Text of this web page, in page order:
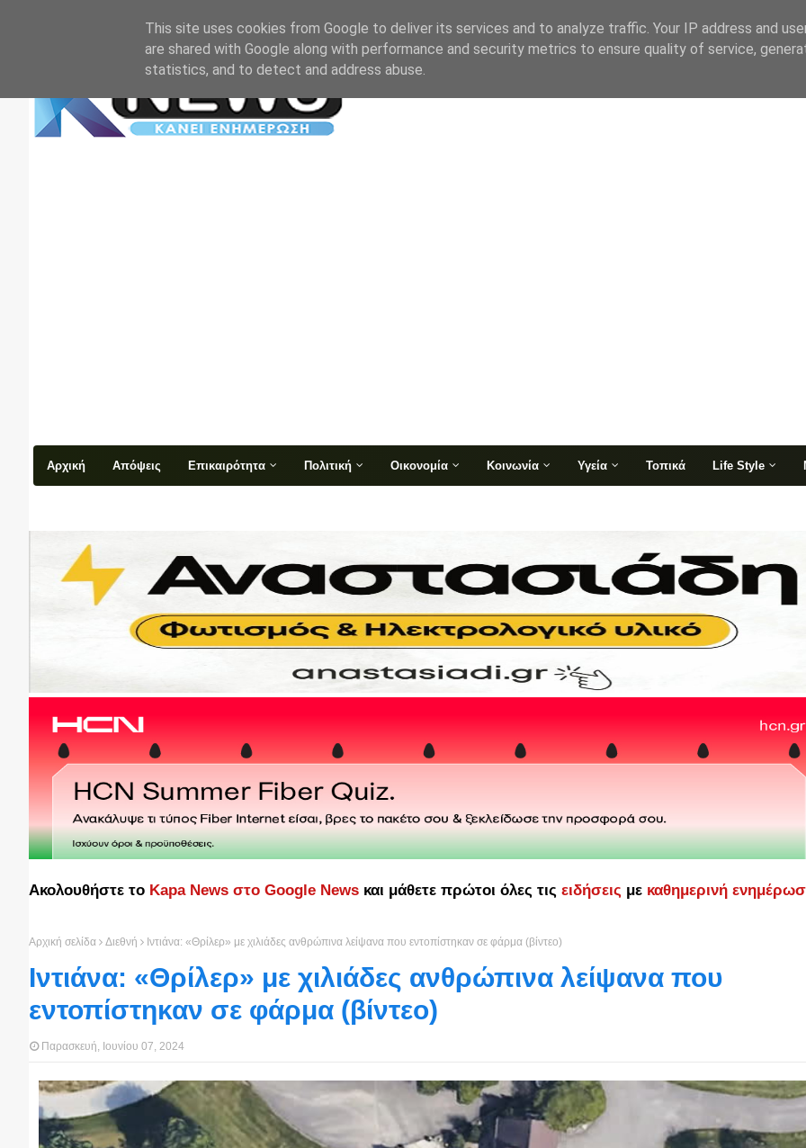
Αρχική Απόψεις Επικαιρότητα Πολιτική Οικονομία Κοινωνία Υγεία Τοπικά Life Style
Ακολουθήστε το Kapa News στο Google News και μάθετε πρώτοι όλες τις ειδήσεις με καθημερινή
Αρχική σελίδα Διεθνή Ιντιάνα: «Θρίλερ» με χιλιάδες ανθρώπινα λείψανα που εντοπίστηκαν σε φάρμα (βίντεο)
Ιντιάνα: «Θρίλερ» με χιλιάδες ανθρώπινα λείψανα που
εντοπίστηκαν σε φάρμα (βίντεο)
Παρασκευή, Ιουνίου 07, 2024
This site uses cookies from Google to deliver its services and to analyze traffic. Your IP address and
are shared with Google along with performance and security metrics to ensure quality of service,
statistics, and to detect and address abuse.